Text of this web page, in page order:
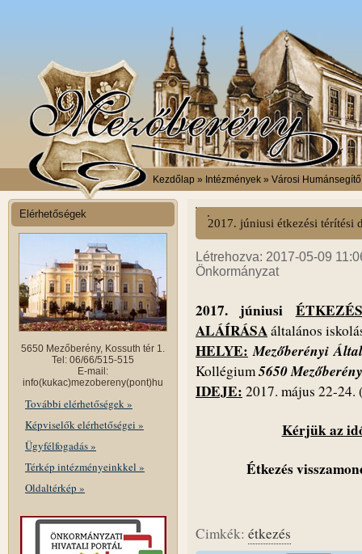
Kezdőlap » Intézmények » Városi
Elérhetőségek
5650 Mezőberény, Kossuth tér 1.
Tel: 06/66/515-515
E-mail:
info(kukac)mezobereny(pont)hu
További elérhetőségek »
Képviselők elérhetőségei »
Ügyfélfogadás »
Térkép intézményeinkkel »
Oldaltérkép »
2017. júniusi étkezési térítési
Létrehozva: 2017-05-09
Önkormányzat
2017. júniusi
ALÁÍRÁSAáltalános
HELYE: Mezőberényi
Kollégium5650
IDEJE: 2017. május 22-
Kérjük az
Étkezés
Cimkék: étkezés